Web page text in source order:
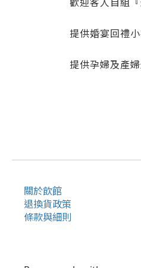
提供婚宴回禮
提供孕婦及產
關於飲館
退換貨政策
條款與細則